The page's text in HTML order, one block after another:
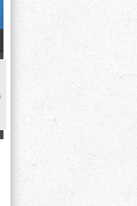
19 May 2024
Análisis de
Liga
23/24: